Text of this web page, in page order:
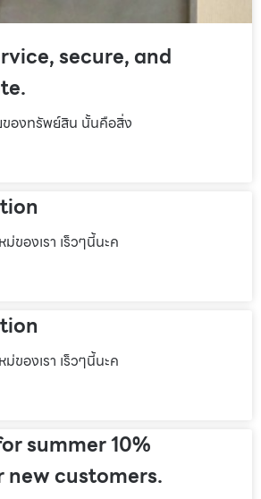
secure, and
ของทรัพย์สิน นั้นคือสิ่ง
ของเรา เร็วๆนี้นะค
ของเรา เร็วๆนี้นะค
summer 10%
customers.